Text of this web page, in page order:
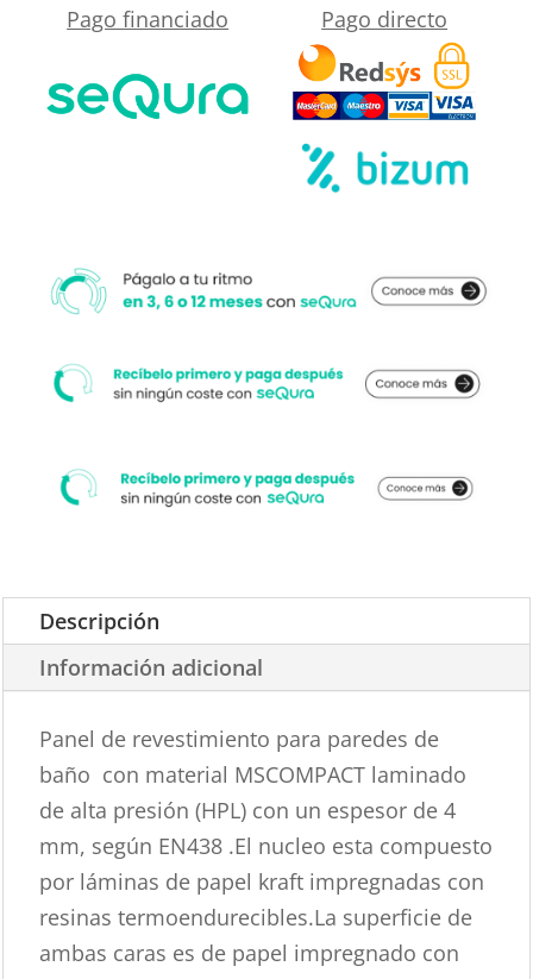
tendencia
cantidad
Pago financiado Pago directo
Descripción
Información adicional
Panel de revestimiento para paredes de
baño con material MSCOMPACT laminado
de alta presión (HPL) con un espesor de 4
mm, según EN438 .El nucleo esta compuesto
por láminas de papel kraft impregnadas con
resinas termoendurecibles.La superficie de
ambas caras es de papel impregnado con